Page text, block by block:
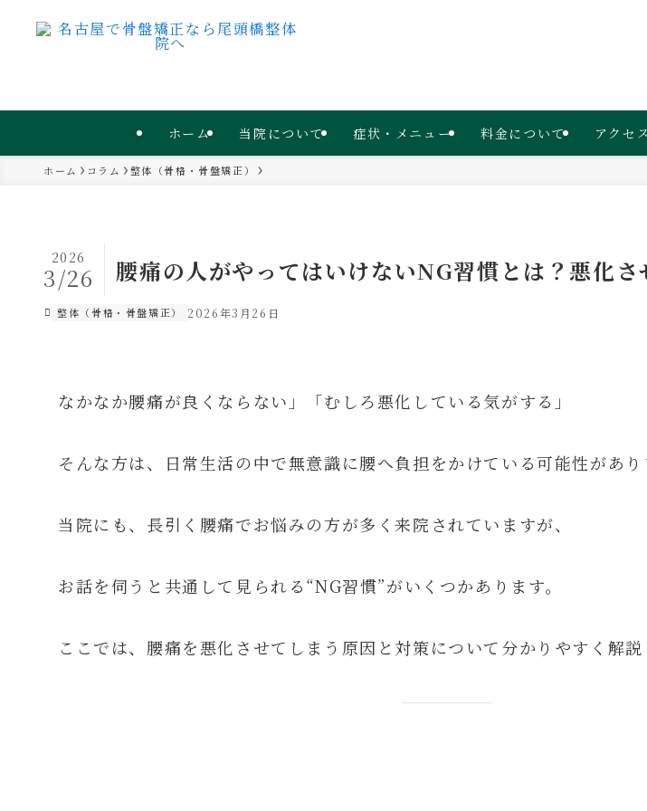
ホーム 当院について 症状・メニュー 料金について アクセ
ホーム コラム 整体（骨格・骨盤矯正）
腰痛の人がやってはいけないNG習慣とは？悪化さ
2026
3/26
整体（骨格・骨盤矯正） 2026年3月26日
なかなか腰痛が良くならない」「むしろ悪化している気がする」
そんな方は、日常生活の中で無意識に腰へ負担をかけている可能性があり
当院にも、長引く腰痛でお悩みの方が多く来院されていますが、
お話を伺うと共通して見られる“NG習慣”がいくつかあります。
ここでは、腰痛を悪化させてしまう原因と対策について分かりやすく解説